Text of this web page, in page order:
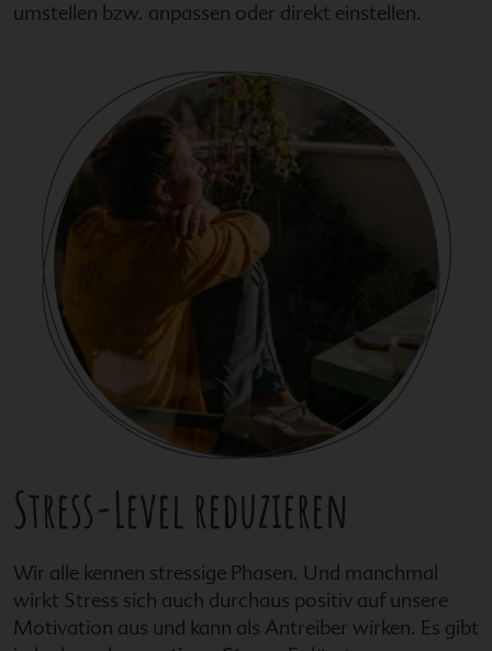
umstellen bzw. anpassen oder direkt einstellen.
Stress-Level reduzieren
Wir alle kennen stressige Phasen. Und manchmal
wirkt Stress sich auch durchaus positiv auf unsere
Motivation aus und kann als Antreiber wirken. Es gibt